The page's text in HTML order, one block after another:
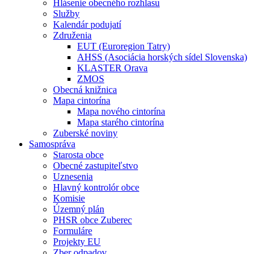
Hlásenie obecného rozhlasu
Služby
Kalendár podujatí
Združenia
EUT (Euroregion Tatry)
AHSS (Asociácia horských sídel Slovenska)
KLASTER Orava
ZMOS
Obecná knižnica
Mapa cintorína
Mapa nového cintorína
Mapa starého cintorína
Zuberské noviny
Samospráva
Starosta obce
Obecné zastupiteľstvo
Uznesenia
Hlavný kontrolór obce
Komisie
Územný plán
PHSR obce Zuberec
Formuláre
Projekty EU